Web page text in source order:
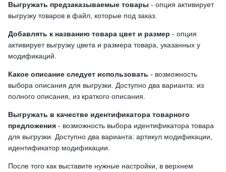
Выгружать предзаказываемые товары - опция активирует
выгрузку товаров в файл, которые под заказ.
Добавлять к названию товара цвет и размер - опция
активирует выгрузку цвета и размера товара, указанных у
модификаций.
Какое описание следует использовать - возможность
выбора описания для выгрузки. Доступно два варианта: из
полного описания, из краткого описания.
Выгружать в качестве идентификатора товарного
предложения - возможность выбора идентификатора товара
для выгрузки. Доступно два варианта: артикул модификации,
идентификатор модификации.
После того как выставите нужные настройки, в верхнем